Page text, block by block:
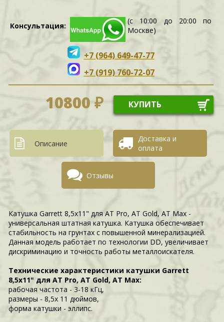
Консультация:
(с 10:00 до 20:00 по
Москве)
+7 (964) 649-47-77
+7 (919) 760-72-07
10800 ₽ КУПИТЬ
Описание
Доставка и
оплата
Отзывы
Катушка Garrett 8,5x11" для AT Pro, AT Gold, AT Max -
универсальная штатная катушка. Катушка обеспечивает
стабильность на грунтах с повышенной минерализацией.
Данная модель работает по технологии DD, увеличивает
дискриминацию и точность работы металлоискателя.
Технические характеристики катушки Garrett
8,5x11" для AT Pro, AT Gold, AT Max:
рабочая частота - 3-18 кГц,
размеры - 8,5x 11 дюймов,
форма катушки - эллипс.